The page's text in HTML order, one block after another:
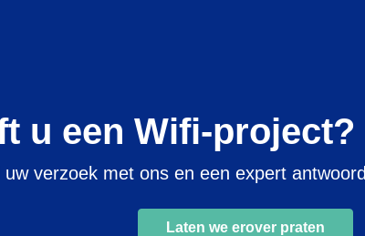
u een Wifi-project?
uw verzoek met ons en een expert
Laten we erover praten